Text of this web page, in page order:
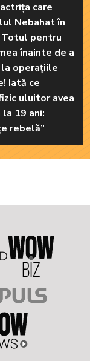
care
Nebahat în
pentru
înainte de a
operațiile
Iată ce
uluitor avea
19 ani:
rebelă”